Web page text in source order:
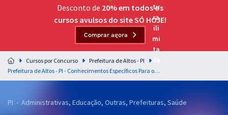
Acesso ilimitado a toda preparação para o Exame da
Residências Multiprofissionais
Preparação completa e intensiva para as principais
residências em saúde do Brasil
Desconto de 20% em todos os
cursos avulsos do site SÓ HOJE!
Comprar agora
Cursos por Concurso
Prefeitura de Altos - PI
Prefeitura de Altos - PI - Conhecimentos Específicos Para o Cargo de Agente de Combate às Endemias com a Equipe Gran (Pós-Edital)
PI - Administrativas, Educação, Outras, Prefeituras, Saúde